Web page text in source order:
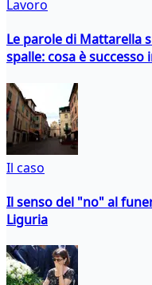
Lavoro
Le parole di Mattarella
spalle: cosa è successo
Il caso
Il senso del "no" al
Liguria